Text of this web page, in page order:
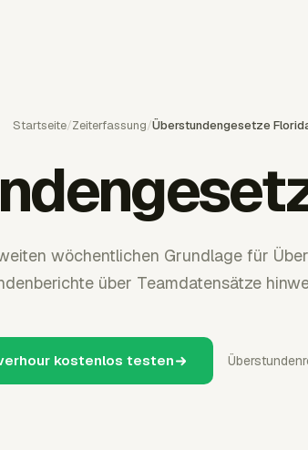
Startseite/Zeiterfassung/Überstundengesetze
wöchentlichen Grundlage für
über Teamdatensätze
kostenlos testen